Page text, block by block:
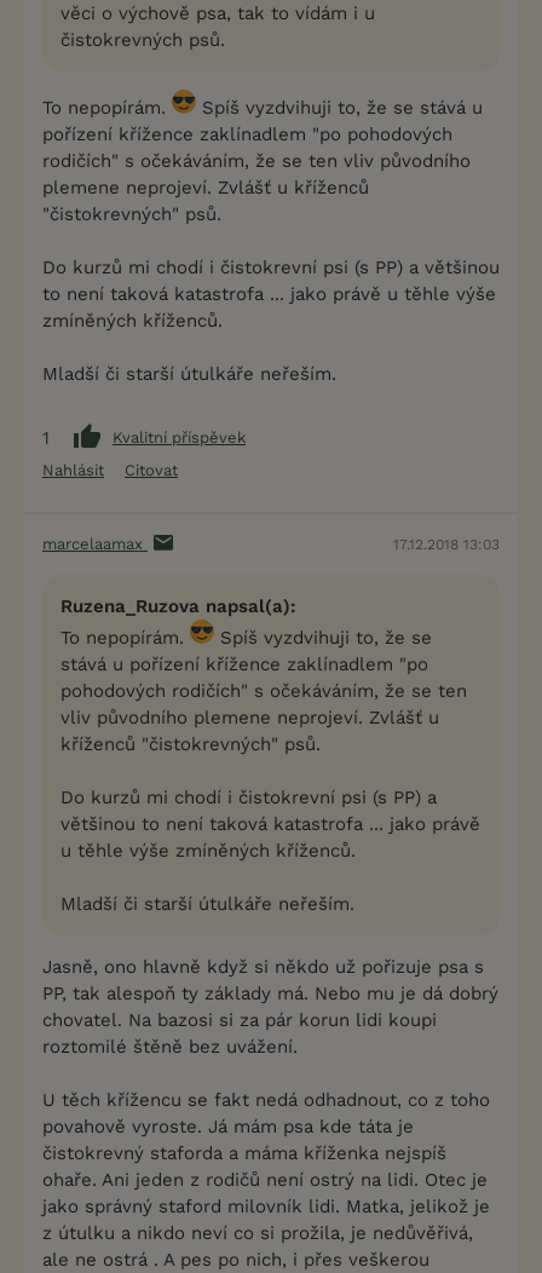
věci o výchově psa, tak to vídám i u
čistokrevných psů.
To nepopírám.
Spíš vyzdvihuji to, že se stává u
pořízení křížence zaklínadlem "po pohodových
rodičích" s očekáváním, že se ten vliv původního
plemene neprojeví. Zvlášť u kříženců
"čistokrevných" psů.
Do kurzů mi chodí i čistokrevní psi (s PP) a většinou
to není taková katastrofa ... jako právě u těhle výše
zmíněných kříženců.
Mladší či starší útulkáře neřeším.
1
Kvalitní příspěvek
Nahlásit
Citovat
marcelaamax 17.12.2018 13:03
Ruzena_Ruzova napsal(a):
To nepopírám.
Spíš vyzdvihuji to, že se
stává u pořízení křížence zaklínadlem "po
pohodových rodičích" s očekáváním, že se ten
vliv původního plemene neprojeví. Zvlášť u
kříženců "čistokrevných" psů.
Do kurzů mi chodí i čistokrevní psi (s PP) a
většinou to není taková katastrofa ... jako právě
u těhle výše zmíněných kříženců.
Mladší či starší útulkáře neřeším.
Jasně, ono hlavně když si někdo už pořizuje psa s
PP, tak alespoň ty základy má. Nebo mu je dá dobrý
chovatel. Na bazosi si za pár korun lidi koupi
roztomilé štěně bez uvážení.
U těch křížencu se fakt nedá odhadnout, co z toho
povahově vyroste. Já mám psa kde táta je
čistokrevný staforda a máma kříženka nejspíš
ohaře. Ani jeden z rodičů není ostrý na lidi. Otec je
jako správný staford milovník lidi. Matka, jelikož je
z útulku a nikdo neví co si prožila, je nedůvěřivá,
ale ne ostrá . A pes po nich, i přes veškerou